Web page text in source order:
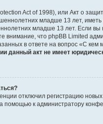
Act of 1998), или Акт о
младше 13 лет, иметь
младше 13 лет. Если вы
внимание, что phpBB Limited
в ответе на вопрос «С кем
данный акт не имеет
отключил регистрацию
помощью к администратору